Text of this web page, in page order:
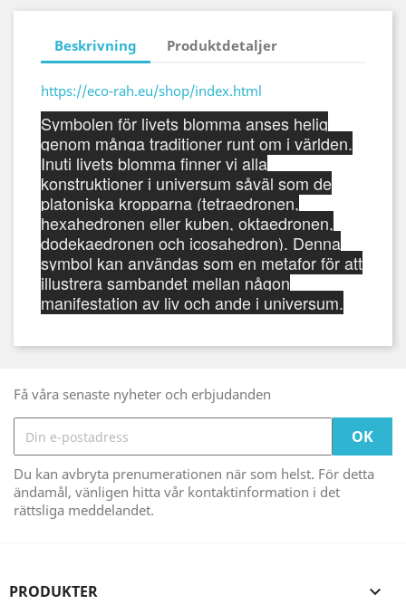
Beskrivning Produktdetaljer
https://eco-rah.eu/shop/index.html
Symbolen för livets blomma anses helig
genom många traditioner runt om i världen.
Inuti livets blomma finner vi alla
konstruktioner i universum såväl som de
platoniska kropparna (tetraedronen,
hexahedronen eller kuben, oktaedronen,
dodekaedronen och icosahedron). Denna
symbol kan användas som en metafor för att
illustrera sambandet mellan någon
manifestation av liv och ande i universum.
Få våra senaste nyheter och erbjudanden
Du kan avbryta prenumerationen när som helst. För detta
ändamål, vänligen hitta vår kontaktinformation i det
rättsliga meddelandet.
PRODUKTER 